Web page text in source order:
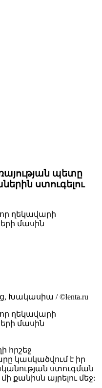
պետը
ստուգելու
ղեկավարի
մասին
Խակասիա / ©lenta.ru
ղեկավարի
մասին
հրշեջ
կասկածվում է իր
ստուգման
քանիսն այրելու մեջ: